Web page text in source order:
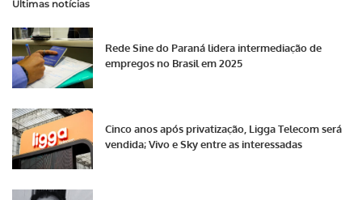
Últimas notícias
Rede Sine do Paraná lidera intermediação de
empregos no Brasil em 2025
Cinco anos após privatização, Ligga Telecom será
vendida; Vivo e Sky entre as interessadas